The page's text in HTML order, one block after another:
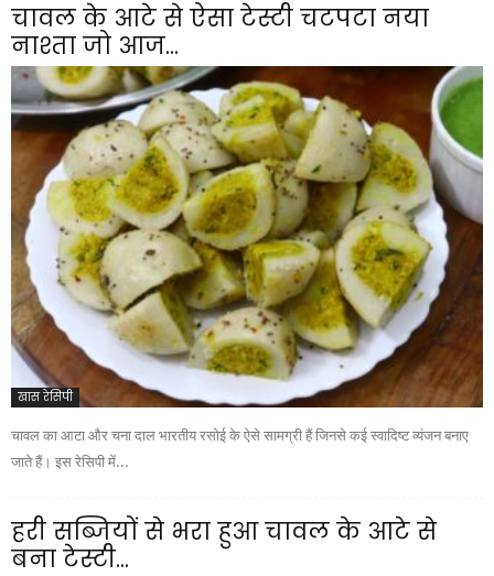
चावल के आटे से ऐसा टेस्टी चटपटा नया
नाश्ता जो आज...
खास रेसिपी
चावल का आटा और चना दाल भारतीय रसोई के ऐसे सामग्री हैं जिनसे कई स्वादिष्ट व्यंजन बनाए
जाते हैं। इस रेसिपी में...
हरी सब्जियों से भरा हुआ चावल के आटे से
बना टेस्टी...